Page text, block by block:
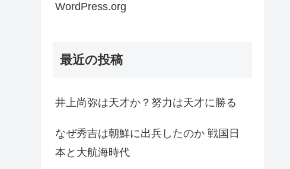
WordPress.org
最近の投稿
井上尚弥は天才か？努力は天才に勝る
なぜ秀吉は朝鮮に出兵したのか 戦国日
本と大航海時代